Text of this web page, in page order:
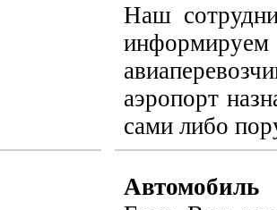
Наш
информируем
аэропорт
сами либо
Автомобиль